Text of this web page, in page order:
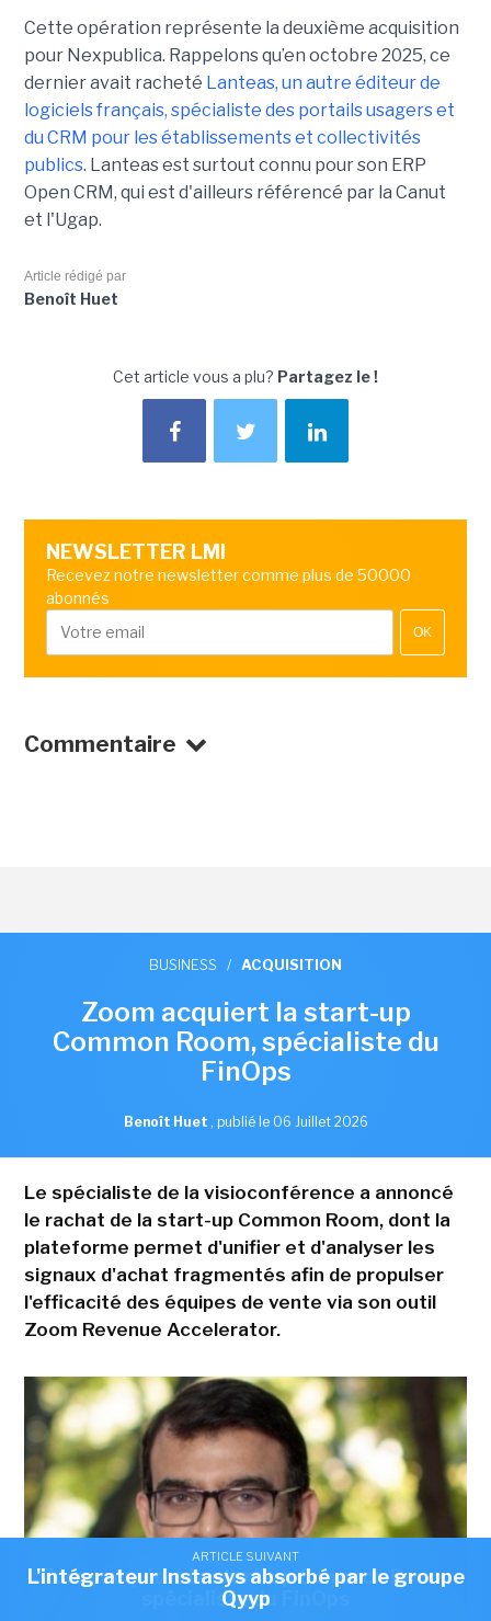
Cette opération représente la deuxième acquisition
pour Nexpublica. Rappelons qu’en octobre 2025, ce
dernier avait racheté Lanteas, un autre éditeur de
logiciels français, spécialiste des portails usagers et
du CRM pour les établissements et collectivités
publics. Lanteas est surtout connu pour son ERP
Open CRM, qui est d'ailleurs référencé par la Canut
et l'Ugap.
Article rédigé par
Benoît Huet
Cet article vous a plu? Partagez le !
NEWSLETTER LMI
Recevez notre newsletter comme plus de 50000
abonnés
OK
Commentaire
ARTICLE SUIVANT
Zoom acquiert la start-up Common Room,
spécialiste du FinOps
BUSINESS / ACQUISITION
Zoom acquiert la start-up
Common Room, spécialiste du
FinOps
Benoît Huet , publié le 06 Juillet 2026
Le spécialiste de la visioconférence a annoncé
le rachat de la start-up Common Room, dont la
plateforme permet d'unifier et d'analyser les
signaux d'achat fragmentés afin de propulser
l'efficacité des équipes de vente via son outil
Zoom Revenue Accelerator.
ARTICLE SUIVANT
L'intégrateur Instasys absorbé par le groupe
Qyyp